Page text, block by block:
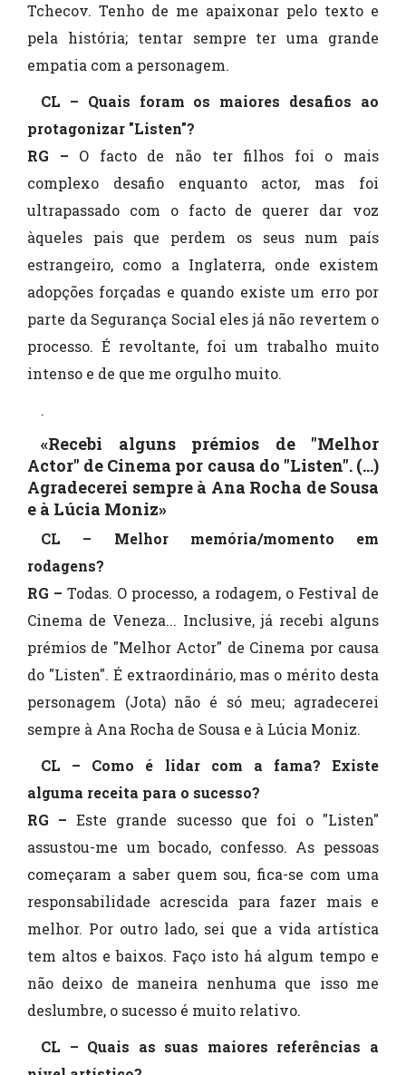
Tchecov. Tenho de me apaixonar pelo texto e
pela história; tentar sempre ter uma grande
empatia com a personagem.
CL – Quais foram os maiores desafios ao
protagonizar "Listen"?
RG – O facto de não ter filhos foi o mais
complexo desafio enquanto actor, mas foi
ultrapassado com o facto de querer dar voz
àqueles pais que perdem os seus num país
estrangeiro, como a Inglaterra, onde existem
adopções forçadas e quando existe um erro por
parte da Segurança Social eles já não revertem o
processo. É revoltante, foi um trabalho muito
intenso e de que me orgulho muito.
.
«Recebi alguns prémios de "Melhor
Actor" de Cinema por causa do "Listen". (...)
Agradecerei sempre à Ana Rocha de Sousa
e à Lúcia Moniz»
CL – Melhor memória/momento em
rodagens?
RG –Todas. O processo, a rodagem, o Festival de
Cinema de Veneza... Inclusive, já recebi alguns
prémios de "Melhor Actor" de Cinema por causa
do "Listen". É extraordinário, mas o mérito desta
personagem (Jota) não é só meu; agradecerei
sempre à Ana Rocha de Sousa e à Lúcia Moniz.
CL – Como é lidar com a fama? Existe
alguma receita para o sucesso?
RG –Este grande sucesso que foi o "Listen"
assustou-me um bocado, confesso. As pessoas
começaram a saber quem sou, fica-se com uma
responsabilidade acrescida para fazer mais e
melhor. Por outro lado, sei que a vida artística
tem altos e baixos. Faço isto há algum tempo e
não deixo de maneira nenhuma que isso me
deslumbre, o sucesso é muito relativo.
CL – Quais as suas maiores referências a